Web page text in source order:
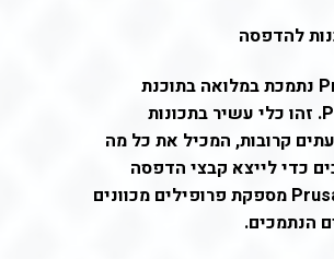
להדפסה
+Prusa MINI נתמכת במלואה בתוכנת
PrusaSlicer. זהו כלי עשיר בתכונות
קרובות, המכיל את כל מה
כדי לייצא קבצי הדפסה
מושלמים. Prusa מספקת פרופילים מכוונים
הנתמכים.